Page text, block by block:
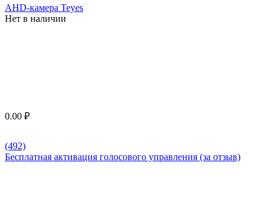
AHD-камера Teyes
Нет в наличии
0.00 ₽
(492)
Бесплатная активация голосового управления (за отзыв)